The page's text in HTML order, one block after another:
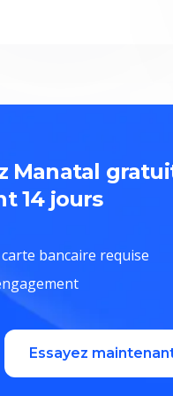
Manatal
14 jours
carte bancaire requise
Essayez